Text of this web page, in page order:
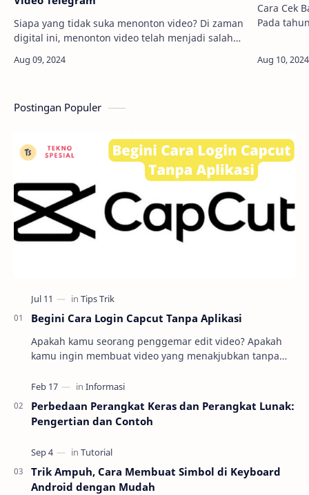
Siapa yang tidak suka menonton video? Di zaman
digital ini, menonton video telah menjadi salah
konten. Namun, pernahkah kamu merasa frust…
Cara Cek
Pada
(PKH),…
Postingan Populer
Begini Cara Login Capcut Tanpa Aplikasi
Apakah kamu seorang penggemar edit video? Apakah
kamu ingin membuat video yang menakjubkan tanpa
editin…
Perbedaan Perangkat Keras dan Perangkat Lunak:
Pengertian dan Contoh
Trik Ampuh, Cara Membuat Simbol di Keyboard
Android dengan Mudah